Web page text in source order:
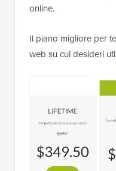
online.
Il piano migliore per
web su cui desideri